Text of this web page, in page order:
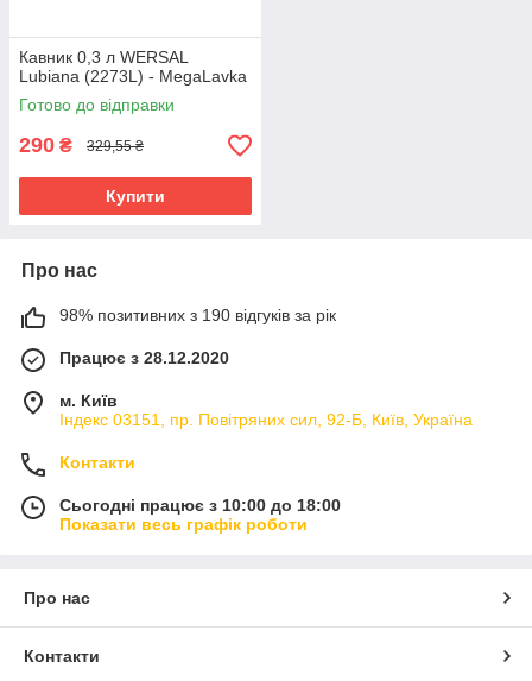
Кавник 0,3 л WERSAL
Lubiana (2273L) - MegaLavka
Готово до відправки
290 ₴ 329,55 ₴
Купити
Про нас
98% позитивних з 190 відгуків за рік
Працює з 28.12.2020
м. Київ
Індекс 03151, пр. Повітряних сил, 92-Б, Київ, Україна
Контакти
Сьогодні працює з 10:00 до 18:00
Показати весь графік роботи
Про нас
Контакти